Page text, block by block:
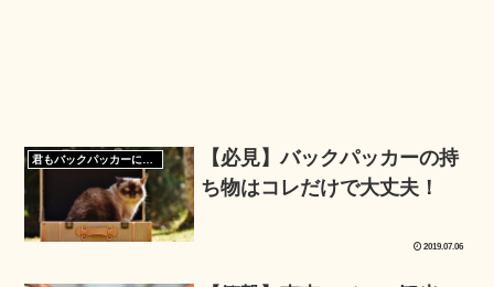
【必見】バックパッカーの持
ち物はコレだけで大丈夫！
2019.07.06